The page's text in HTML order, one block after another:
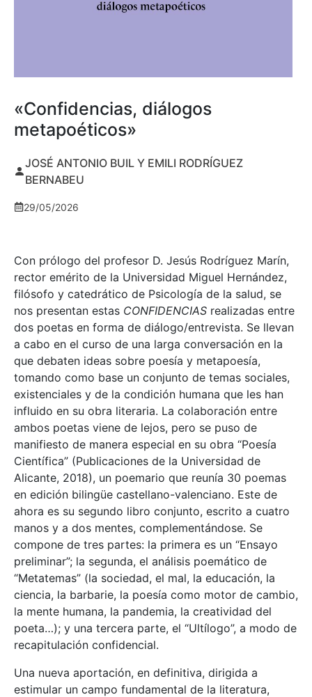
«Confidencias, diálogos
metapoéticos»
JOSÉ ANTONIO BUIL Y EMILI RODRÍGUEZ
BERNABEU
29/05/2026
Con prólogo del profesor D. Jesús Rodríguez Marín,
rector emérito de la Universidad Miguel Hernández,
filósofo y catedrático de Psicología de la salud, se
nos presentan estas CONFIDENCIAS realizadas entre
dos poetas en forma de diálogo/entrevista. Se llevan
a cabo en el curso de una larga conversación en la
que debaten ideas sobre poesía y metapoesía,
tomando como base un conjunto de temas sociales,
existenciales y de la condición humana que les han
influido en su obra literaria. La colaboración entre
ambos poetas viene de lejos, pero se puso de
manifiesto de manera especial en su obra “Poesía
Científica” (Publicaciones de la Universidad de
Alicante, 2018), un poemario que reunía 30 poemas
en edición bilingüe castellano-valenciano. Este de
ahora es su segundo libro conjunto, escrito a cuatro
manos y a dos mentes, complementándose. Se
compone de tres partes: la primera es un “Ensayo
preliminar”; la segunda, el análisis poemático de
“Metatemas” (la sociedad, el mal, la educación, la
ciencia, la barbarie, la poesía como motor de cambio,
la mente humana, la pandemia, la creatividad del
poeta…); y una tercera parte, el “Ultílogo”, a modo de
recapitulación confidencial.
Una nueva aportación, en definitiva, dirigida a
estimular un campo fundamental de la literatura,